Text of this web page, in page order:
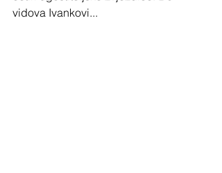
vidova Ivankovi...